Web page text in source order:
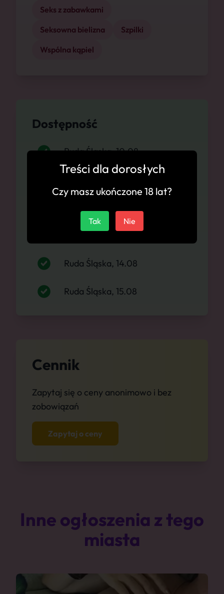
Seks z zabawkami
Seksowna bielizna
Szpilki
Wspólna kąpiel
Dostępność
Ruda Śląska, 10.08
Ruda Śląska, 14.08
Ruda Śląska, 15.08
Cennik
Zapytaj się o ceny anonimowo i bez
zobowiązań
Zapytaj o ceny
Inne ogłoszenia z tego
miasta
Treści dla dorosłych
Czy masz ukończone 18 lat?
Tak Nie